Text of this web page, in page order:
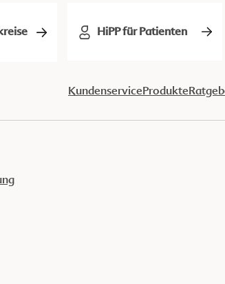
HiPP für Patienten
KundenserviceProdukte